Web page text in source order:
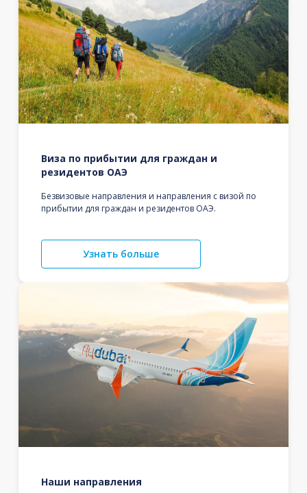
Виза по прибытии для граждан и
резидентов ОАЭ
Безвизовые направления и направления с визой по
прибытии для граждан и резидентов ОАЭ.
Узнать больше
Наши направления